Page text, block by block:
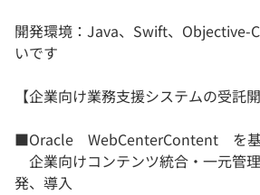
開発環境：Java、Swift、Objective-
いです
【企業向け業務支援システムの受託
■Oracle WebCenterContent を基
企業向けコンテンツ統合・一元管
発、導入